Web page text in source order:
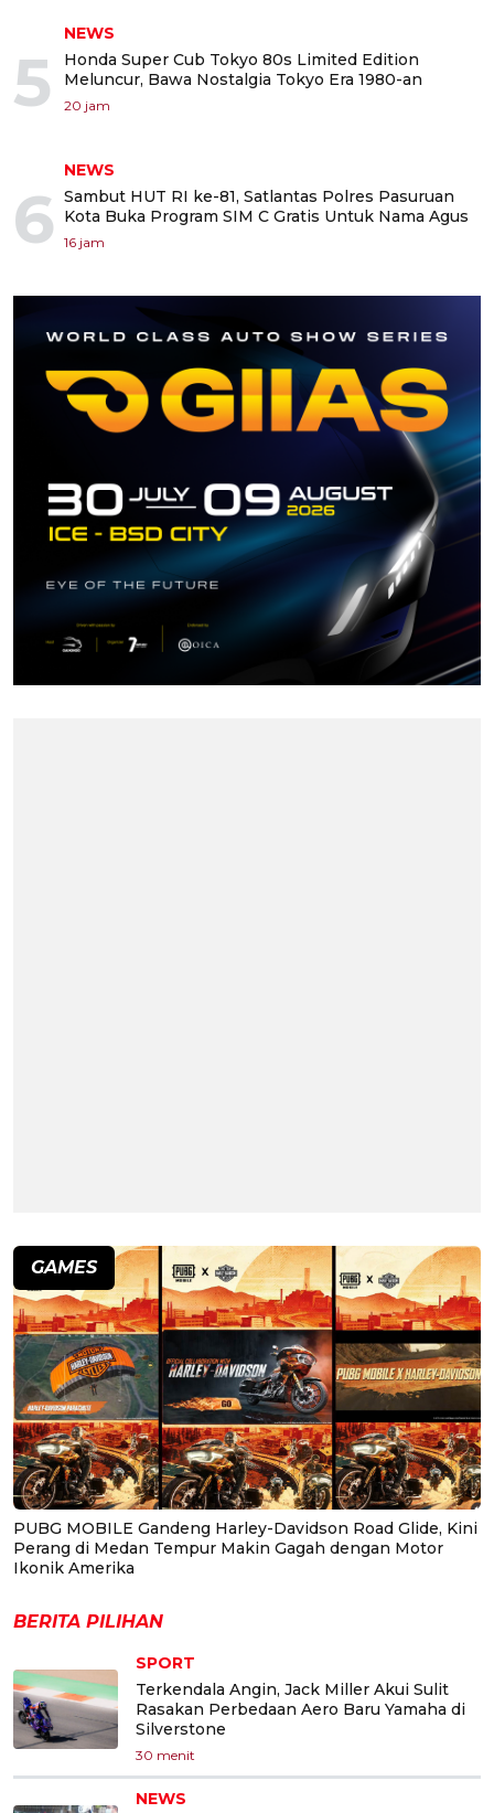
5
NEWS
Honda Super Cub Tokyo 80s Limited Edition
Meluncur, Bawa Nostalgia Tokyo Era 1980-an
20 jam
6
NEWS
Sambut HUT RI ke-81, Satlantas Polres Pasuruan
Kota Buka Program SIM C Gratis Untuk Nama Agus
16 jam
GAMES
PUBG MOBILE Gandeng Harley-Davidson Road Glide, Kini
Perang di Medan Tempur Makin Gagah dengan Motor
Ikonik Amerika
BERITA PILIHAN
SPORT
Terkendala Angin, Jack Miller Akui Sulit
Rasakan Perbedaan Aero Baru Yamaha di
Silverstone
30 menit
NEWS